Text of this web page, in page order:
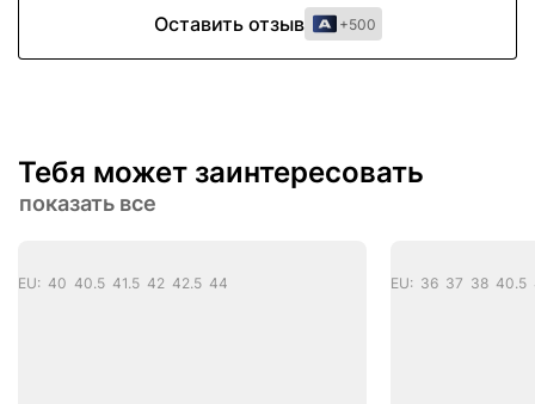
Оставить отзыв +500
Тебя может заинтересовать
показать все
EU: 40 40.5 41.5 42 42.5 44 EU: 36 37 38 40.5